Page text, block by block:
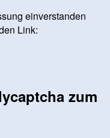
einverstanden
Link:
zum